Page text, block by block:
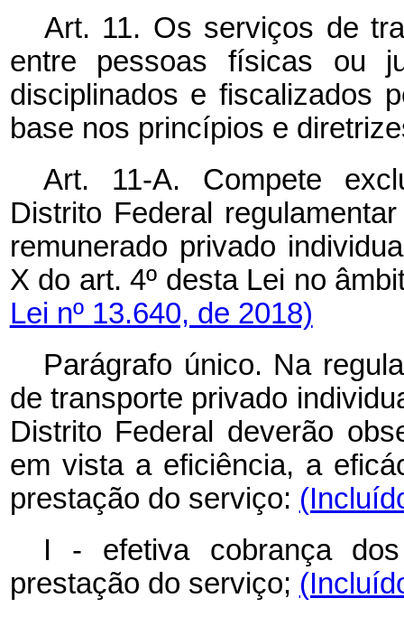
Art. 11. Os serviços de
entre pessoas físicas ou
disciplinados e fiscalizados
base nos princípios e
Art. 11-A. Compete
Distrito Federal
remunerado privado
X do art. 4º desta Lei no
Lei nº 13.640, de 2018)
Parágrafo único. Na
de transporte privado
Distrito Federal deverão
em vista a eficiência, a
prestação do serviço:
I - efetiva cobrança
prestação do serviço;